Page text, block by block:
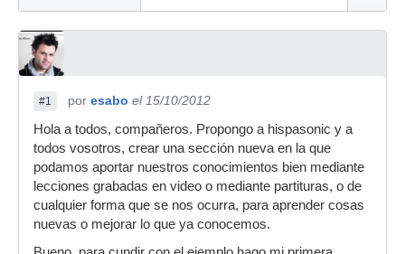
#1 por esabo el 15/10/2012
Hola a todos, compañeros. Propongo a hispasonic y a
todos vosotros, crear una sección nueva en la que
podamos aportar nuestros conocimientos bien mediante
lecciones grabadas en video o mediante partituras, o de
cualquier forma que se nos ocurra, para aprender cosas
nuevas o mejorar lo que ya conocemos.